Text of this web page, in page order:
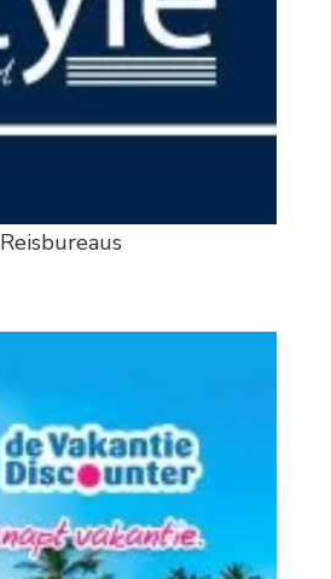
Reisbureaus